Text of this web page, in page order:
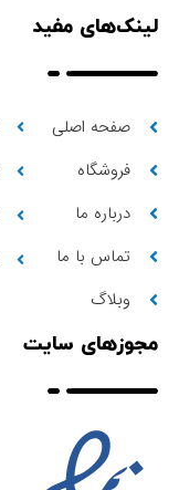
لینک‌های مفید
صفحه اصلی
فروشگاه
درباره ما
تماس با ما
وبلاگ
مجوزهای سایت